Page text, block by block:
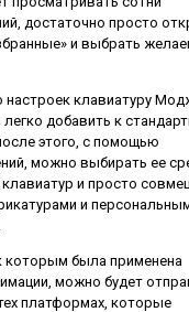
достаточно просто
и выбрать
клавиатуру
добавить к
этого, с помощью
можно выбирать ее
и просто
и
которым была применена
можно будет
платформах, которые